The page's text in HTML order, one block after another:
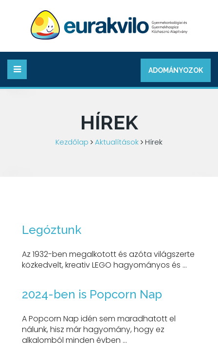
ADOMÁNYOZOK
HÍREK
Kezdőlap Aktualítások Hírek
Legóztunk
Az 1932-ben megalkotott és azóta világszerte
közkedvelt, kreativ LEGO hagyományos és ...
2024-ben is Popcorn Nap
A Popcorn Nap idén sem maradhatott el
nálunk, hisz már hagyomány, hogy ez
alkalomból minden évben ...